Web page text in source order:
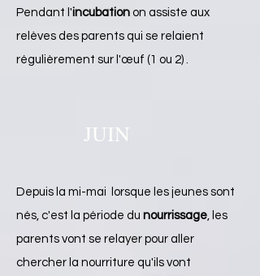
Pendant l'incubation on assiste aux
relèves des parents qui se relaient
régulièrement sur l'œuf (1 ou 2) .​
JUIN
​​Depuis la mi-mai lorsque les jeunes sont
nés, c'est la période du nourrissage, les
parents vont se relayer pour aller
chercher la nourriture qu'ils vont